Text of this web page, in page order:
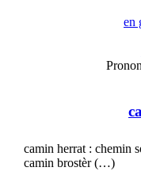
en
camin herrat : chemin
camin brostèr (…)